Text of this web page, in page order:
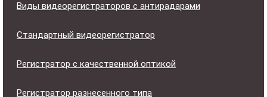
Виды видеорегистраторов с антирадарами
Стандартный видеорегистратор
Регистратор с качественной оптикой
Регистратор разнесенного типа